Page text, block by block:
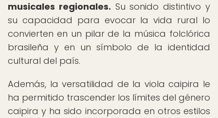
musicales regionales. Su sonido distintivo y
su capacidad para evocar la vida rural lo
convierten en un pilar de la música folclórica
brasileña y en un símbolo de la identidad
cultural del país.
Además, la versatilidad de la viola caipira le
ha permitido trascender los límites del género
caipira y ha sido incorporada en otros estilos